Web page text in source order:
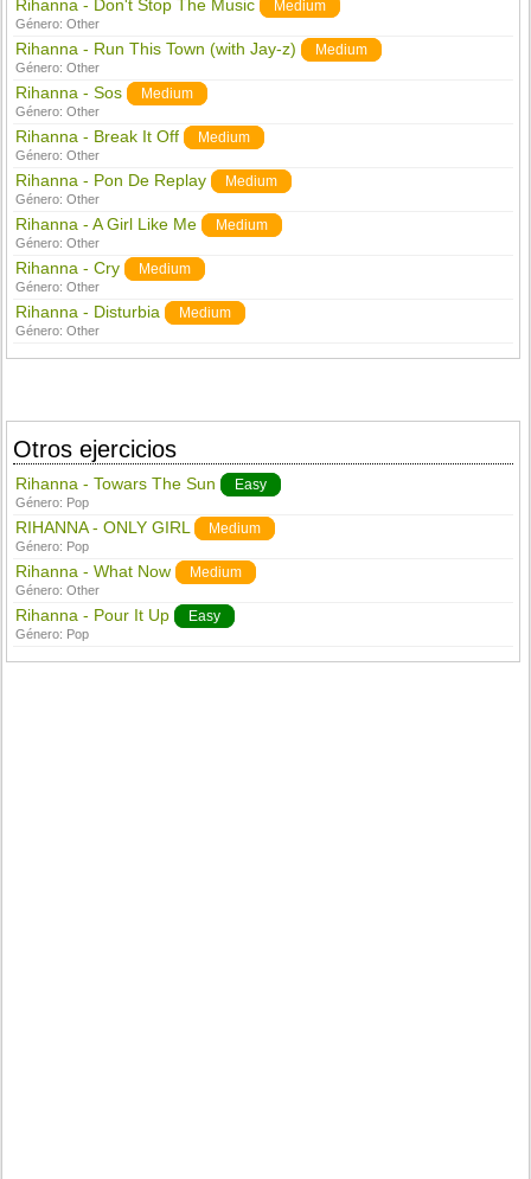
Rihanna - Don't Stop The Music Medium
Género:Other
Rihanna - Run This Town (with Jay-z) Medium
Género:Other
Rihanna - Sos Medium
Género:Other
Rihanna - Break It Off Medium
Género:Other
Rihanna - Pon De Replay Medium
Género:Other
Rihanna - A Girl Like Me Medium
Género:Other
Rihanna - Cry Medium
Género:Other
Rihanna - Disturbia Medium
Género:Other
Otros ejercicios
Rihanna - Towars The Sun Easy
Género: Pop
RIHANNA - ONLY GIRL Medium
Género: Pop
Rihanna - What Now Medium
Género:Other
Rihanna - Pour It Up Easy
Género: Pop